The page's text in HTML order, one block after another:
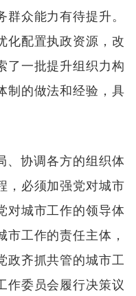
众能力有待提升。
化配置执政资源，改
了一批提升组织力构
制的做法和经验，具
、协调各方的组织体
，必须加强党对城市
对城市工作的领导体
工作的责任主体，
政齐抓共管的城市工
作委员会履行决策议